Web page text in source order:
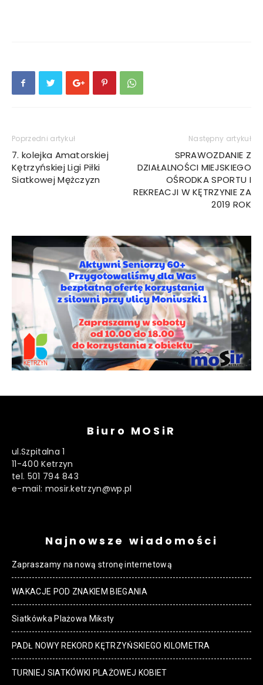
Poprzedni artykuł
7. kolejka Amatorskiej
Kętrzyńskiej Ligi Piłki
Siatkowej Mężczyzn
Następny artykuł
SPRAWOZDANIE Z
DZIAŁALNOŚCI MIEJSKIEGO
OŚRODKA SPORTU I
REKREACJI W KĘTRZYNIE ZA
2019 ROK
Biuro MOSiR
ul.Szpitalna 1
11-400 Ketrzyn
tel. 501 794 843
e-mail: mosir.ketrzyn@wp.pl
Najnowsze wiadomości
Zapraszamy na nową stronę internetową
WAKACJE POD ZNAKIEM BIEGANIA
Siatkówka Plażowa Miksty
PADŁ NOWY REKORD KĘTRZYŃSKIEGO KILOMETRA
TURNIEJ SIATKÓWKI PLAŻOWEJ KOBIET